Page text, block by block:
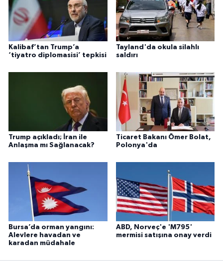
Kalibaf’tan Trump’a
‘tiyatro diplomasisi’ tepkisi
Tayland'da okula silahlı
saldırı
Trump açıkladı; İran ile
Anlaşma mı Sağlanacak?
Ticaret Bakanı Ömer Bolat,
Polonya'da
Bursa’da orman yangını:
Alevlere havadan ve
karadan müdahale
ABD, Norveç'e 'M795'
mermisi satışına onay verdi